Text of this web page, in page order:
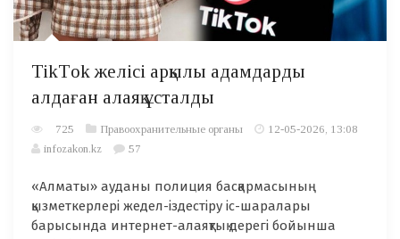
TikТok желісі арқылы адамдарды
алдаған алаяқ ұсталды
725 Правоохранительные органы
12-05-2026, 13:08
infozakon.kz
57
«Алматы» ауданы полиция басқармасының
қызметкерлері жедел-іздестіру іс-шаралары
барысында интернет-алаяқтық дерегі бойынша